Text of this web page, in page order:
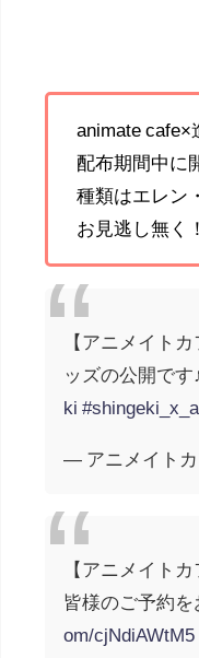
animate cafe×
配布期間中に
種類はエレン
お見逃し無く！
【アニメイト
ッズの公開で
ki
— アニメイトカ
【アニメイト
皆様のご予約
om/cjNdiAWtM5